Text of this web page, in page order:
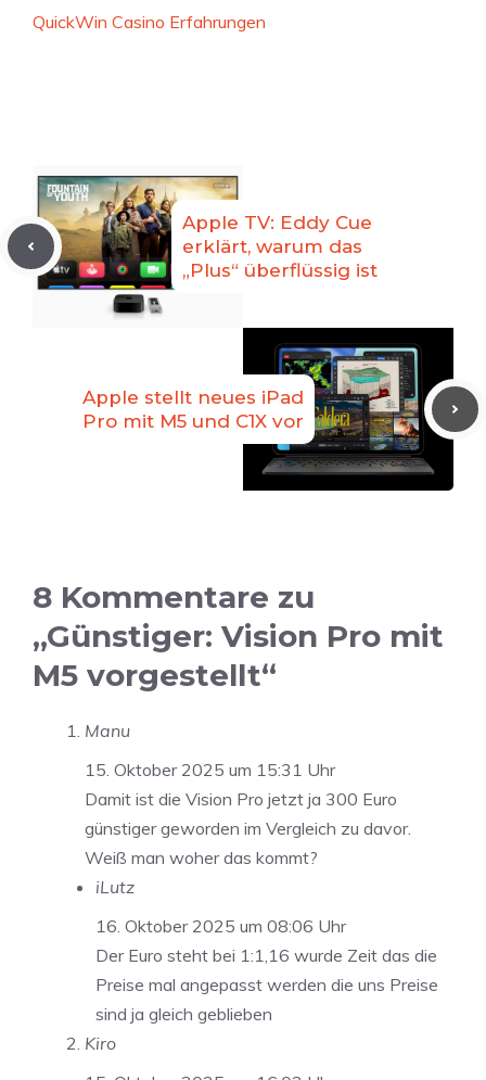
QuickWin Casino Erfahrungen
Apple TV: Eddy Cue
erklärt, warum das
„Plus“ überflüssig ist
Apple stellt neues iPad
Pro mit M5 und C1X vor
8 Kommentare zu
„Günstiger: Vision Pro mit
M5 vorgestellt“
Manu
15. Oktober 2025 um 15:31 Uhr
Damit ist die Vision Pro jetzt ja 300 Euro
günstiger geworden im Vergleich zu davor.
Weiß man woher das kommt?
iLutz
16. Oktober 2025 um 08:06 Uhr
Der Euro steht bei 1:1,16 wurde Zeit das die
Preise mal angepasst werden die uns Preise
sind ja gleich geblieben
Kiro